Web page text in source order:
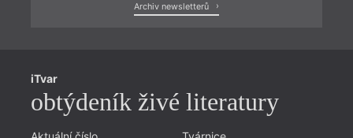
Archiv newsletterů
iTvar
obtýdeník živé literatury